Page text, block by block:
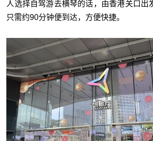
人选择自驾游去横琴的话，由香港关口出
只需约90分钟便到达，方便快捷。